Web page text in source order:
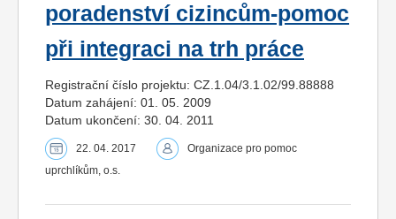
poradenství cizincům-pomoc
při integraci na trh práce
Registrační číslo projektu: CZ.1.04/3.1.02/99.88888
Datum zahájení: 01. 05. 2009
Datum ukončení: 30. 04. 2011
22. 04. 2017
Organizace pro pomoc
uprchlíkům, o.s.